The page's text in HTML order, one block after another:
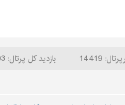
14419 بازدید کل پرتال: 1095603